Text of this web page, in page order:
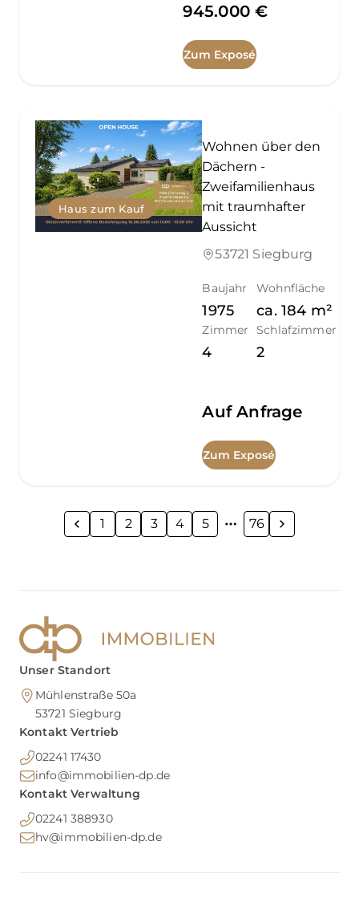
945.000 €
Zum Exposé
Haus zum Kauf
Wohnen über den
Dächern -
Zweifamilienhaus
mit traumhafter
Aussicht
53721 Siegburg
Baujahr
1975
Wohnfläche
ca. 184 m²
Zimmer
4
Schlafzimmer
2
Auf Anfrage
Zum Exposé
1 2 3 4 5 76
Unser Standort
Mühlenstraße 50a
53721 Siegburg
Kontakt Vertrieb
02241 17430
info@immobilien-dp.de
Kontakt Verwaltung
02241 388930
hv@immobilien-dp.de